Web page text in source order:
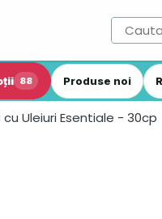
88 Produse noi
cu Uleiuri Esentiale - 30cp